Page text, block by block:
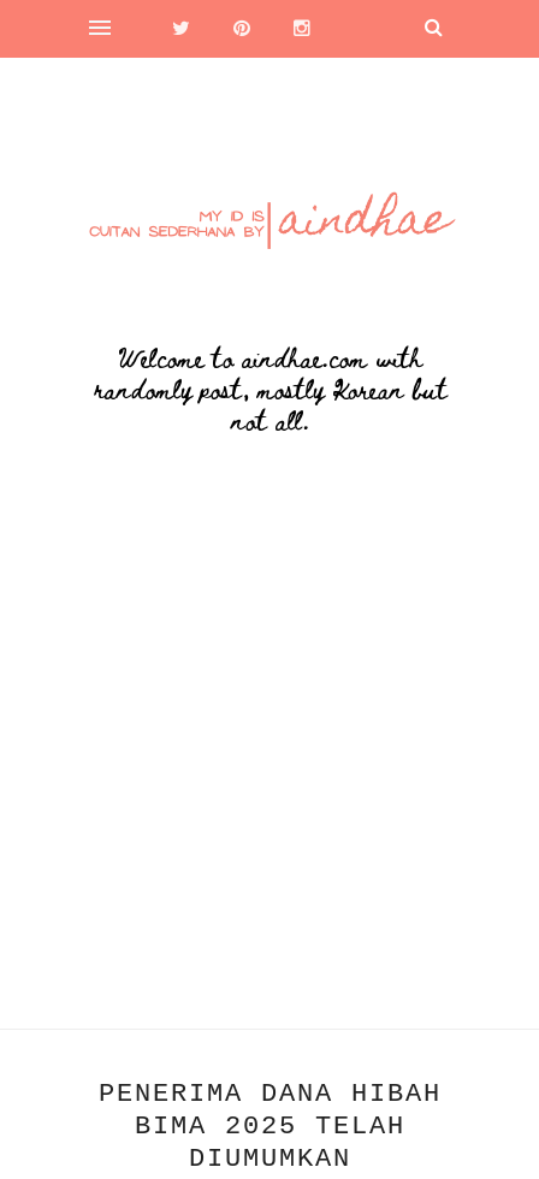
Welcome to aindhae.com with
randomly post, mostly Korean but
not all.
PENERIMA DANA HIBAH
BIMA 2025 TELAH
DIUMUMKAN